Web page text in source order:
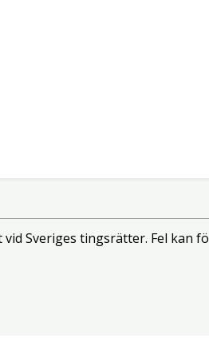
Sveriges tingsrätter. Fel kan